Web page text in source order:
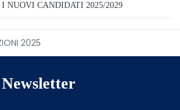
NUOVI CANDIDATI 2025/2029
2025